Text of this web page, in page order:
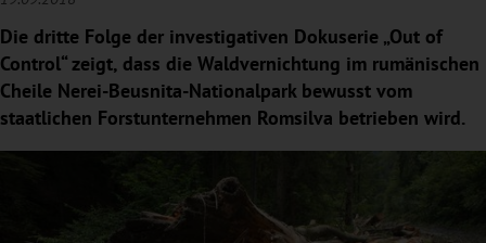
Die dritte Folge der investigativen Dokuserie „Out of
Control“ zeigt, dass die Waldvernichtung im rumänischen
Cheile Nerei-Beusnita-Nationalpark bewusst vom
staatlichen Forstunternehmen Romsilva betrieben wird.